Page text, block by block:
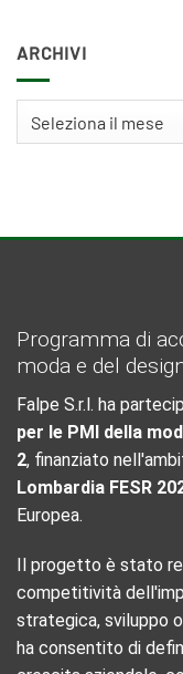
ARCHIVI
Programma di
moda e del
Falpe S.r.l. ha
per le PMI della
2, finanziato
Lombardia FESR
Europea.
Il progetto è stato
competitività
strategica, sviluppo
ha consentito di